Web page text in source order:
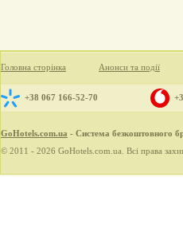
Головна сторінка Анонси та події
+38 067 166-52-70
GoHotels.com.ua - Система безкоштовного
© 2011 - 2026 GoHotels.com.ua. Всі права